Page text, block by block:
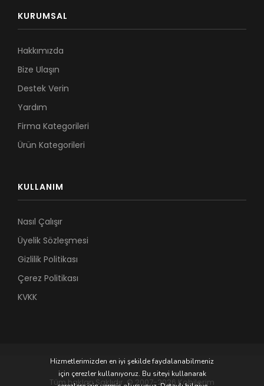
KURUMSAL
Hakkımızda
Bize Ulaşın
Destek Verin
Yardım
Firma Kategorileri
Ürün Kategorileri
KULLANIM
Nasıl Çalışır
Üyelik Sözleşmesi
Gizlilik Politikası
Çerez Politikası
KVKK
Tüm hakları Saklıdır. © 2007-2026 Kobilerim
Hizmetlerimizden en iyi şekilde faydalanabilmeniz
için çerezler kullanıyoruz. Bu siteyi kullanarak